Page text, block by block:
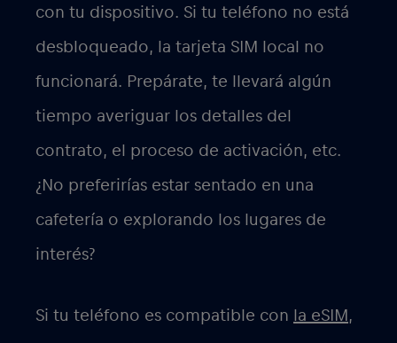
con tu dispositivo. Si tu teléfono no está
desbloqueado, la tarjeta SIM local no
funcionará. Prepárate, te llevará algún
tiempo averiguar los detalles del
contrato, el proceso de activación, etc.
¿No preferirías estar sentado en una
cafetería o explorando los lugares de
interés?
Si tu teléfono es compatible con la eSIM,